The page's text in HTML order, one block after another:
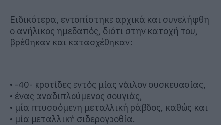
Ειδικότερα, εντοπίστηκε αρχικά και συνελήφθη
ο ανήλικος ημεδαπός, διότι στην κατοχή του,
βρέθηκαν και κατασχέθηκαν:
• -40- κροτίδες εντός μίας νάιλον συσκευασίας,
• ένας αναδιπλούμενος σουγιάς,
• μία πτυσσόμενη μεταλλική ράβδος, καθώς και
• μία μεταλλική σιδερογροθία.